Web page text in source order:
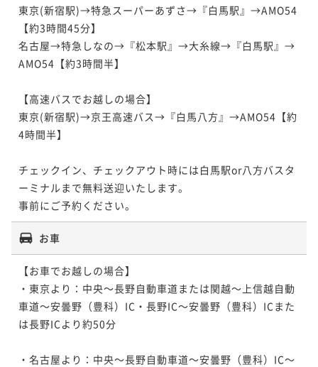
東京(新宿駅)→特急スーパーあずさ→『白馬駅』→AMO54
【約3時間45分】
名古屋→特急しなの→『松本駅』→大糸線→『白馬駅』→
AMO54【約3時間半】
【高速バスでお越しの場合】
東京(新宿駅)→京王高速バス→『白馬八方』→AMO54【約
4時間半】
チェックイン、チェックアウト時には白馬駅or八方バスタ
ーミナルまで無料送迎いたします。
事前にご予約ください。
お車
【お車でお越しの場合】
・東京より：中央～長野自動車道または関越～上信越自動
車道～安曇野（豊科）IC・長野IC～安曇野（豊科）ICまた
は長野ICより約50分
・名古屋より：中央～長野自動車道～安曇野（豊科）IC～